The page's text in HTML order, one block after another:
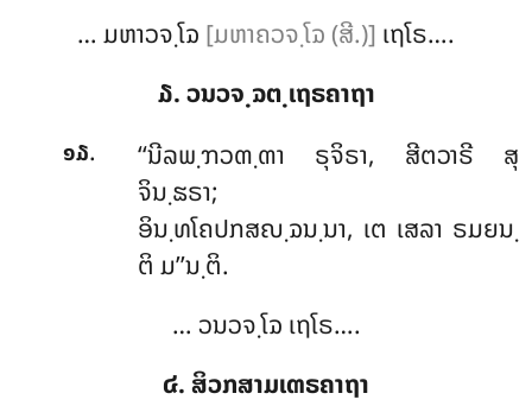
… ມຫາວຈ຺ໂຉ [ມຫາຄວຈ຺ໂຉ (ສີ.)] ເຖໂຣ….
໓. ວນວຈ຺ຉຕ຺ເຖຣຄາຖາ
໑໓. ‘‘ນີລພ຺ຠວຓ຺ຓາ ຣຸຈິຣາ, ສີຕວາຣີ ສຸ
ຈິນ຺ຘຣາ;
ອິນ຺ທໂຄປກສຎ຺ຉນ຺ນາ, ເຕ ເສລາ ຣມຍນ຺
ຕິ ມ’’ນ຺ຕິ.
… ວນວຈ຺ໂຉ ເຖໂຣ….
໔. ສິວກສາມເຓຣຄາຖາ